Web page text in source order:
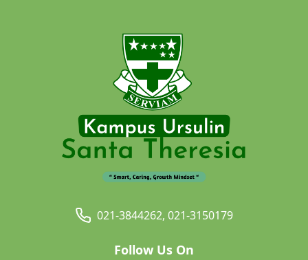
021-3844262, 021-3150179
Follow Us On